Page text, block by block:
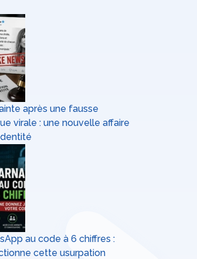
après une fausse
virale : une nouvelle affaire
au code à 6 chiffres :
cette usurpation